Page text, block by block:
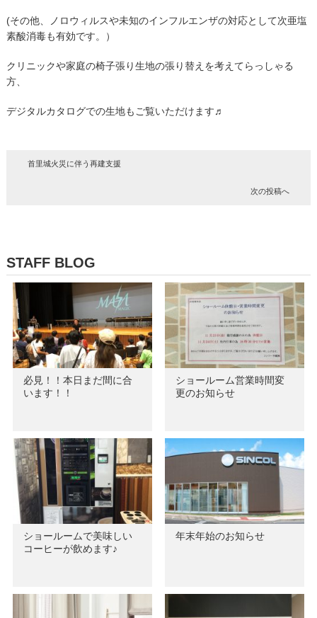
(その他、ノロウィルスや未知のインフルエンザの対応として次亜塩
素酸消毒も有効です。）
クリニックや家庭の椅子張り生地の張り替えを考えてらっしゃる
方、
デジタルカタログでの生地もご覧いただけます♬
首里城火災に伴う再建支援
次の投稿へ
STAFF BLOG
必見！！本日まだ間に合
います！！
ショールーム営業時間変
更のお知らせ
ショールームで美味しい
コーヒーが飲めます♪
年末年始のお知らせ